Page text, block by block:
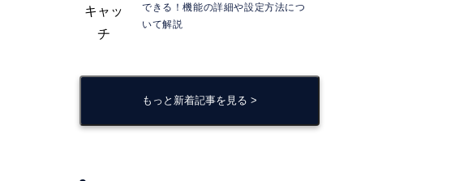
できる！機能の詳細や設定方法につ
いて解説
もっと新着記事を見る >